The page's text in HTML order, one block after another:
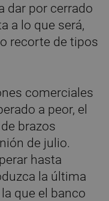
dar por cerrado
a lo que será,
recorte de tipos
comerciales
a peor, el
brazos
de julio.
hasta
la última
que el banco